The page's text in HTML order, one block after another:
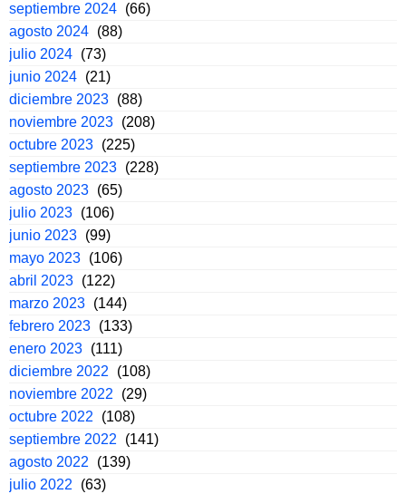
septiembre 2024 (66)
agosto 2024 (88)
julio 2024 (73)
junio 2024 (21)
diciembre 2023 (88)
noviembre 2023 (208)
octubre 2023 (225)
septiembre 2023 (228)
agosto 2023 (65)
julio 2023 (106)
junio 2023 (99)
mayo 2023 (106)
abril 2023 (122)
marzo 2023 (144)
febrero 2023 (133)
enero 2023 (111)
diciembre 2022
(108)
noviembre 2022
(29)
octubre 2022
(108)
septiembre 2022
(141)
agosto 2022
(139)
julio 2022
(63)